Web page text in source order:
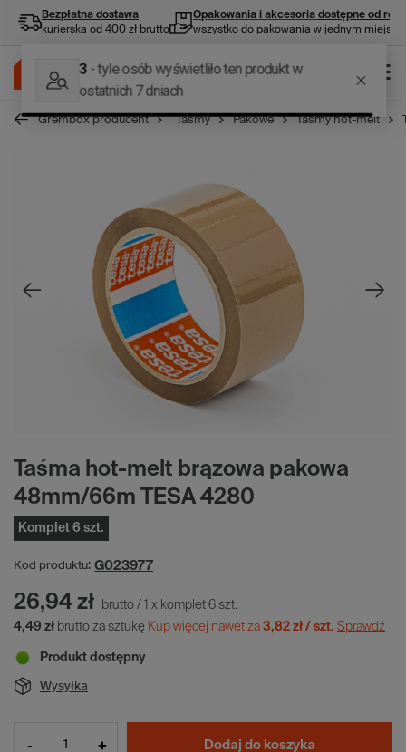
Bezpłatna dostawa
kurierska od 400 zł brutto
Opakowania i akcesoria dostępne od ręki
wszystko do pakowania w jednym miejscu
Grembox producent Taśmy Pakowe Taśmy hot-melt
Taśma hot-melt brązowa pakowa
48mm/66m TESA 4280
Komplet 6 szt.
Kod produktu: G023977
26,94 zł brutto / 1 x komplet 6 szt.
4,49 zł brutto za sztukę Kup więcej nawet za 3,82 zł / szt. Sprawdź
Produkt dostępny
Wysyłka
- + Dodaj do koszyka